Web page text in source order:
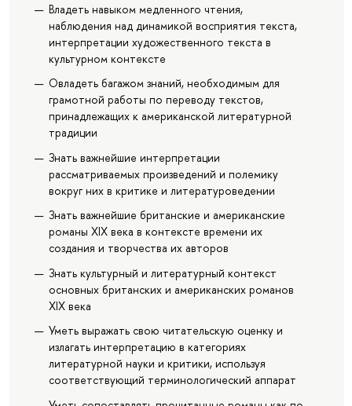
Владеть навыком медленного чтения,
наблюдения над динамикой восприятия текста,
интерпретации художественного текста в
культурном контексте
Овладеть багажом знаний, необходимым для
грамотной работы по переводу текстов,
принадлежащих к американской литературной
традиции
Знать важнейшие интерпретации
рассматриваемых произведений и полемику
вокруг них в критике и литературоведении
Знать важнейшие британские и американские
романы XIX века в контексте времени их
создания и творчества их авторов
Знать культурный и литературный контекст
основных британских и американских романов
XIX века
Уметь выражать свою читательскую оценку и
излагать интерпретацию в категориях
литературной науки и критики, используя
соответствующий терминологический аппарат